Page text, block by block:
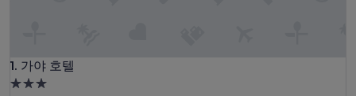
1. 가야 호텔
가야 호텔
3.0